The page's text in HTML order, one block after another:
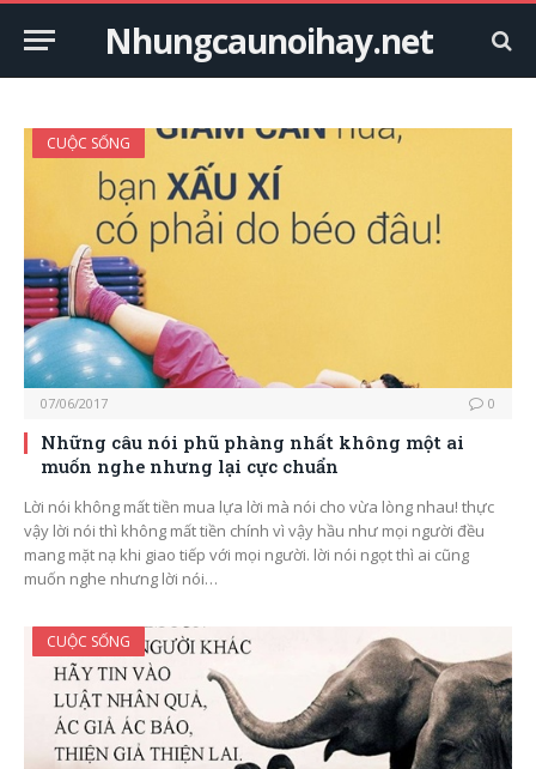
Nhungcaunoihay.net
CUỘC SỐNG
07/06/2017 0
Những câu nói phũ phàng nhất không một ai
muốn nghe nhưng lại cực chuẩn
Lời nói không mất tiền mua lựa lời mà nói cho vừa lòng nhau! thực
vậy lời nói thì không mất tiền chính vì vậy hầu như mọi người đều
mang mặt nạ khi giao tiếp với mọi người. lời nói ngọt thì ai cũng
muốn nghe nhưng lời nói…
CUỘC SỐNG